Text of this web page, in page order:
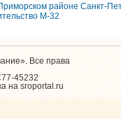
районе Санкт-
М-32
Все права
45232
на sroportal.ru